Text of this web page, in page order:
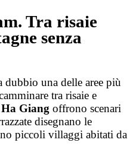
Tra risaie
senza
dubbio una delle aree più
tra risaie e
Ha Giang offrono scenari
disegnano le
piccoli villaggi abitati da